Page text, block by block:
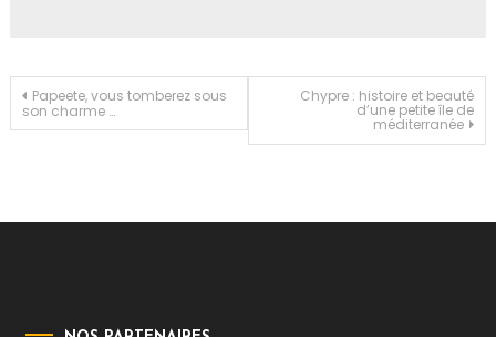
Navigation
Papeete, vous tomberez sous
son charme …
Chypre : histoire et beauté
d’une petite île de
méditerranée